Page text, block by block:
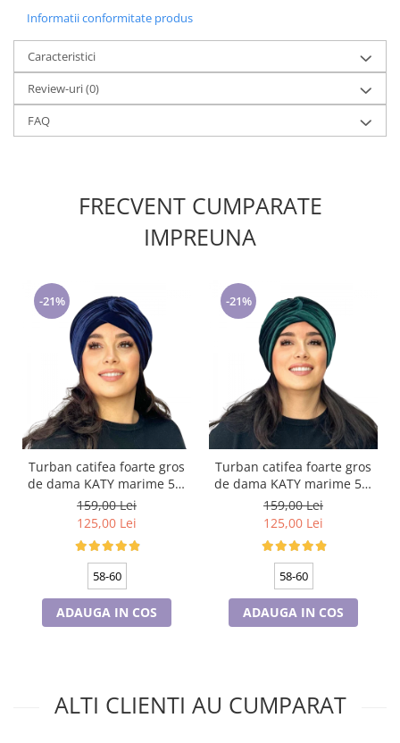
Informatii conformitate produs
Caracteristici
Review-uri(0)
FAQ
FRECVENT CUMPARATE
IMPREUNA
-21%
Turban catifea foarte gros
de dama KATY marime 58-
60, captuseala polar,
culoare bleomarin
159,00 Lei
125,00 Lei
58-60
ADAUGA IN COS
-21%
Turban catifea foarte gros
de dama KATY marime 58-
60, captuseala polar,
culoare verde emerald
159,00 Lei
125,00 Lei
58-60
ADAUGA IN COS
ALTI CLIENTI AU CUMPARAT